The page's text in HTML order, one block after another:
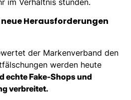
im Verhältnis stünden.
Herausforderungen
der Markenverband den
werden heute
echte Fake-Shops und
verbreitet.